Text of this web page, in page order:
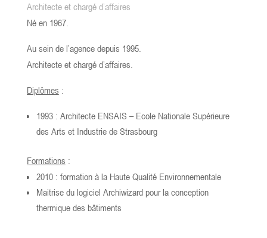
Architecte et chargé d’affaires
Né en 1967.
Au sein de l’agence depuis 1995.
Architecte et chargé d’affaires.
Diplômes :
1993 : Architecte ENSAIS – Ecole Nationale Supérieure
des Arts et Industrie de Strasbourg
Formations :
2010 : formation à la Haute Qualité Environnementale
Maitrise du logiciel Archiwizard pour la conception
thermique des bâtiments